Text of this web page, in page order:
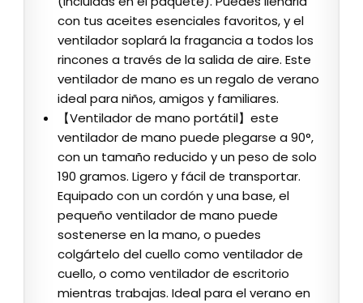
con tus aceites esenciales favoritos, y el
ventilador soplará la fragancia a todos los
rincones a través de la salida de aire. Este
ventilador de mano es un regalo de verano
ideal para niños, amigos y familiares.
【Ventilador de mano portátil】este
ventilador de mano puede plegarse a 90°,
con un tamaño reducido y un peso de solo
190 gramos. Ligero y fácil de transportar.
Equipado con un cordón y una base, el
pequeño ventilador de mano puede
sostenerse en la mano, o puedes
colgártelo del cuello como ventilador de
cuello, o como ventilador de escritorio
mientras trabajas. Ideal para el verano en